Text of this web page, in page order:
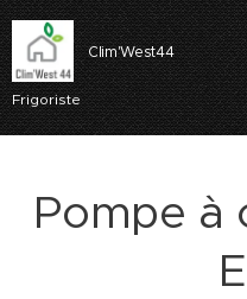
Clim'West44
Frigoriste
Pompe à